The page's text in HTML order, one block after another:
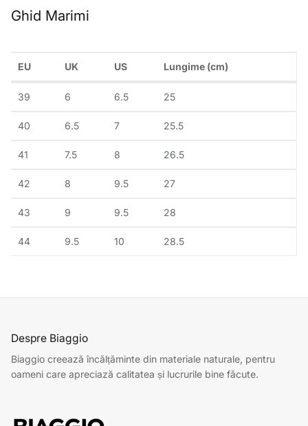
Ghid Marimi
EU UK US Lungime (cm)
39 6 6.5 25
40 6.5 7 25.5
41 7.5 8 26.5
42 8 9.5 27
43 9 9.5 28
44 9.5 10 28.5
Despre Biaggio
Biaggio creează încălțăminte din materiale naturale, pentru
oameni care apreciază calitatea și lucrurile bine făcute.